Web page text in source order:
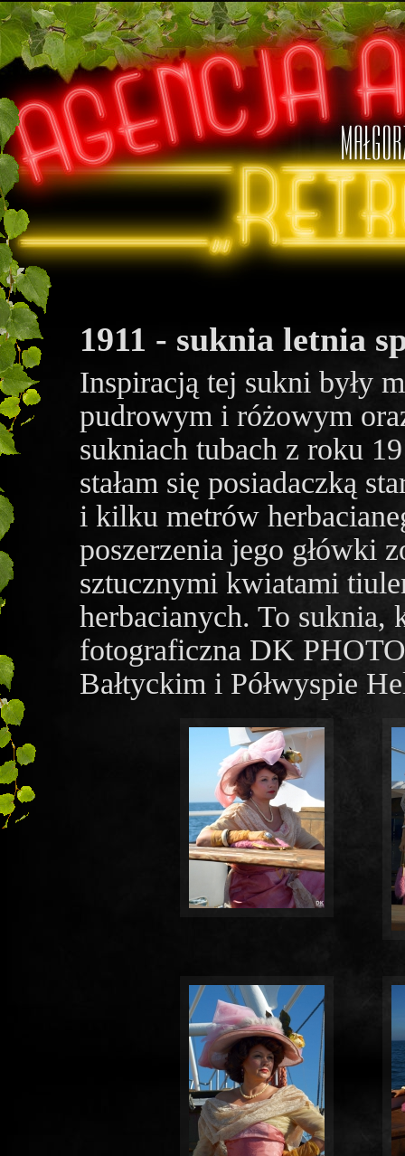
1911 - suknia letnia
Inspiracją tej sukni były
pudrowym i różowym
sukniach tubach z roku
stałam się posiadaczką
i kilku metrów
poszerzenia jego główki
sztucznymi kwiatami
herbacianych. To suknia,
fotograficzna DK
Bałtyckim i Półwyspie